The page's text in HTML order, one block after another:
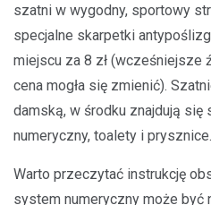
szatni w wygodny, sportowy
specjalne skarpetki
miejscu za 8 zł (wcześniejsze
cena mogła się zmienić).
damską, w środku znajdują się
numeryczny, toalety i prysznice.
Warto przeczytać instrukcję
system numeryczny może być